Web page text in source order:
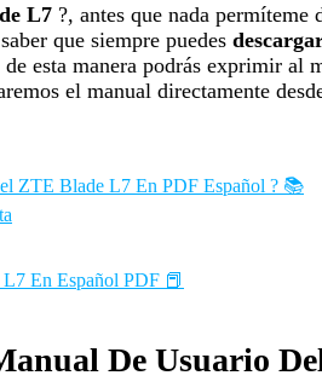
L7 ?, antes que nada permíteme
que siempre puedes
de esta manera podrás exprimir al
el manual directamente
ZTE Blade L7 En PDF Español ? 📚
En Español PDF 📕
De Usuario